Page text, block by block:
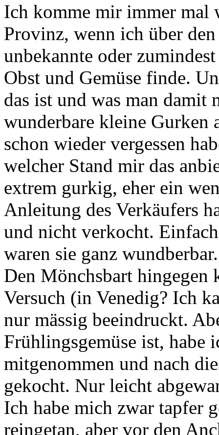
Ich komme mir immer mal
Provinz, wenn ich über
unbekannte oder
Obst und Gemüse finde.
das ist und was man damit
wunderbare kleine Gurken
schon wieder vergessen
welcher Stand mir das
extrem gurkig, eher ein
Anleitung des Verkäufers
und nicht verkocht.
waren sie ganz wundberbar.
Den Mönchsbart hingegen
Versuch (in Venedig? Ich
nur mässig beeindruckt.
Frühlingsgemüse ist, habe
mitgenommen und nach
gekocht. Nur leicht
Ich habe mich zwar tapfer
reingetan, aber vor den